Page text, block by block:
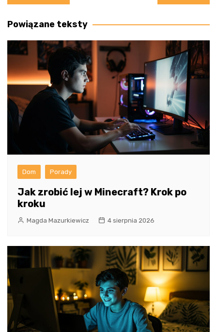
wpisu
Powiązane teksty
Dom Porady
Jak zrobić lej w Minecraft? Krok po
kroku
Magda Mazurkiewicz 4 sierpnia 2026